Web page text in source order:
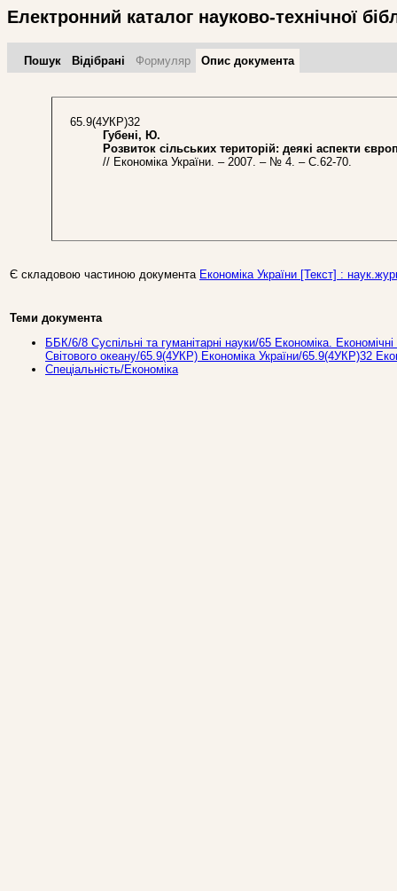
Електронний каталог науково-технічної
Пошук Відібрані Формуляр Опис документа
65.9(4УКР)32
Губені, Ю.
Розвиток сільських територій: деякі аспекти
// Економіка України. – 2007. – № 4. – С.62-70.
Є складовою частиною документа Економіка України [Текст] :
Теми документа
ББК/6/8 Суспільні та гуманітарні науки/65 Економіка.
Світового океану/65.9(4УКР) Економіка України/65.9(4УКР)32
Спеціальність/Економіка